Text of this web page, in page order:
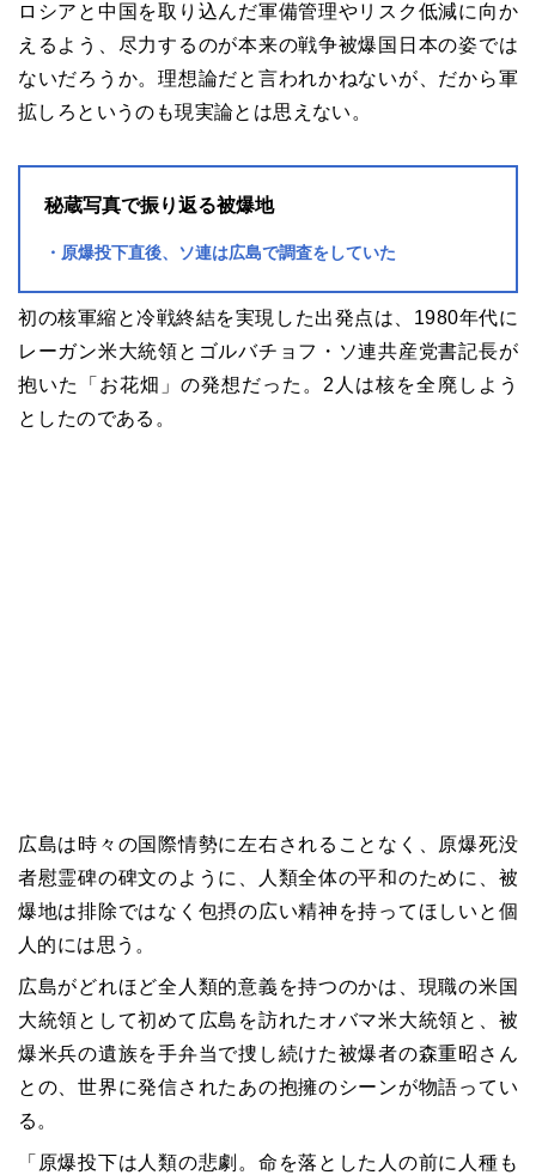
ロシアと中国を取り込んだ軍備管理やリスク低減に向か
えるよう、尽力するのが本来の戦争被爆国日本の姿では
ないだろうか。理想論だと言われかねないが、だから軍
拡しろというのも現実論とは思えない。
秘蔵写真で振り返る被爆地
原爆投下直後、ソ連は広島で調査をしていた
初の核軍縮と冷戦終結を実現した出発点は、1980年代に
レーガン米大統領とゴルバチョフ・ソ連共産党書記長が
抱いた「お花畑」の発想だった。2人は核を全廃しよう
としたのである。
広島は時々の国際情勢に左右されることなく、原爆死没
者慰霊碑の碑文のように、人類全体の平和のために、被
爆地は排除ではなく包摂の広い精神を持ってほしいと個
人的には思う。
広島がどれほど全人類的意義を持つのかは、現職の米国
大統領として初めて広島を訪れたオバマ米大統領と、被
爆米兵の遺族を手弁当で捜し続けた被爆者の森重昭さん
との、世界に発信されたあの抱擁のシーンが物語ってい
る。
「原爆投下は人類の悲劇。命を落とした人の前に人種も